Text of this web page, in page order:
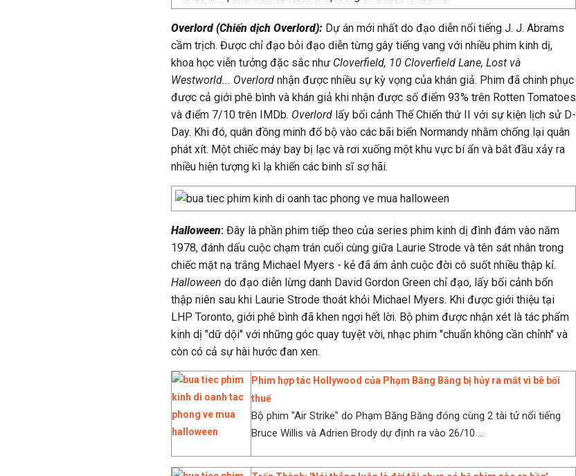
Overlord (Chiến dịch Overlord): Dự án mới nhất do đạo diễn nổi tiếng J. J. Abrams
cầm trịch. Được chỉ đạo bỏi đạo diễn từng gây tiếng vang với nhiều phim kinh dị,
khoa học viễn tưởng đặc sắc như Cloverfield, 10 Cloverfield Lane, Lost và
Westworld... Overlord nhận được nhiều sự kỳ vọng của khán giả. Phim đã chinh phục
được cả giới phê bình và khán giả khi nhận được số điểm 93% trên Rotten Tomatoes
và điểm 7/10 trên IMDb. Overlord lấy bối cảnh Thế Chiến thứ II với sự kiện lịch sử D-
Day. Khi đó, quân đồng minh đổ bộ vào các bãi biển Normandy nhằm chống lại quân
phát xít. Một chiếc máy bay bị lạc và rơi xuống một khu vực bí ẩn và bắt đầu xảy ra
nhiều hiện tượng kì lạ khiến các binh sĩ sợ hãi.
Halloween: Đây là phần phim tiếp theo của series phim kinh dị đình đám vào năm
1978, đánh dấu cuộc chạm trán cuối cùng giữa Laurie Strode và tên sát nhân trong
chiếc mặt nạ trắng Michael Myers - kẻ đã ám ảnh cuộc đời cô suốt nhiều thập kỉ.
Halloween do đạo diễn lừng danh David Gordon Green chỉ đạo, lấy bối cảnh bốn
thập niên sau khi Laurie Strode thoát khỏi Michael Myers. Khi được giới thiệu tại
LHP Toronto, giới phê bình đã khen ngợi hết lời. Bộ phim được nhận xét là tác phẩm
kinh dị "dữ dội" với những góc quay tuyệt vời, nhạc phim "chuẩn không cần chỉnh" và
còn có cả sự hài hước đan xen.
Phim hợp tác Hollywood của Phạm Băng Băng bị hủy ra mắt vì bê bối
thuế
Bộ phim "Air Strike" do Phạm Băng Băng đóng cùng 2 tài tử nổi tiếng
Bruce Willis và Adrien Brody dự định ra vào 26/10 ...